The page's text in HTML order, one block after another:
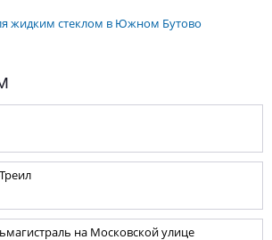
жидким стеклом в Южном Бутово
на Московской улице